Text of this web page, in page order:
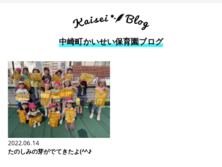
中崎町かいせい保育園ブログ
2022.06.14
たのしみの芽がでてきたよ(^^♪